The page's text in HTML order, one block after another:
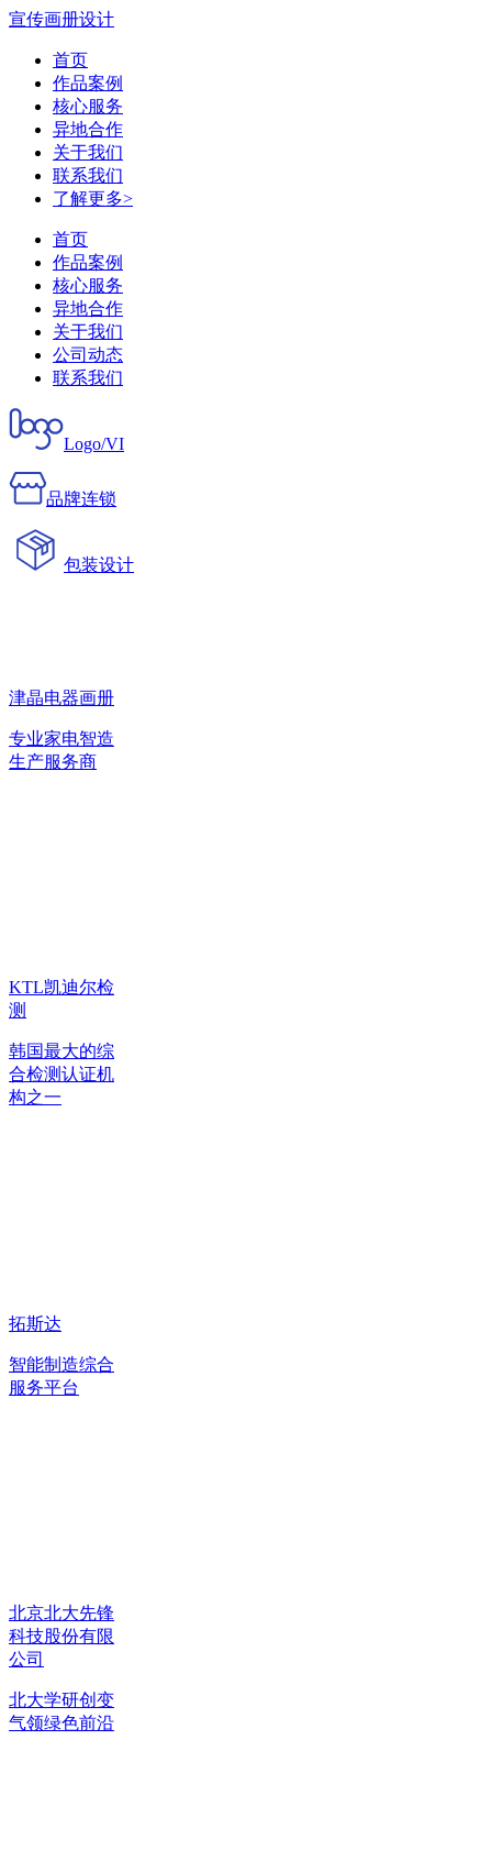
宣传画册设计
首页
作品案例
核心服务
异地合作
关于我们
联系我们
了解更多>
首页
作品案例
核心服务
异地合作
关于我们
公司动态
联系我们
Logo/VI
品牌连锁
包装设计
津晶电器画册
专业家电智造
生产服务商
KTL凯迪尔检
测
韩国最大的综
合检测认证机
构之一
拓斯达
智能制造综合
服务平台
北京北大先锋
科技股份有限
公司
北大学研创变
气领绿色前沿